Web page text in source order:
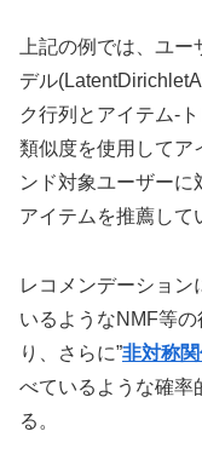
上記の例では、ユ
デル
ク行列とアイテム-
類似度を使用してア
ンド対象ユーザー
アイテムを推薦して
レコメンデーション
いるようなNMF等
り、さらに”非対称
べているような確率
る。